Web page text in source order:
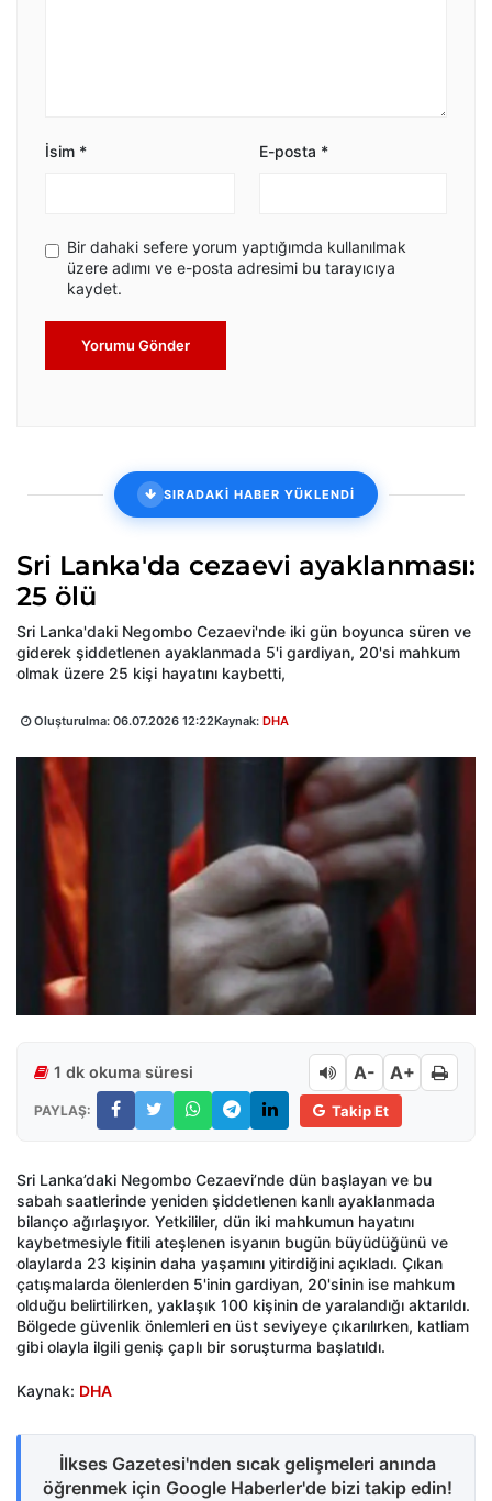
İsim * E-posta *
Bir dahaki sefere yorum yaptığımda kullanılmak
üzere adımı ve e-posta adresimi bu tarayıcıya
kaydet.
Yorumu Gönder
SIRADAKİ HABER YÜKLENDİ
Sri Lanka'da cezaevi ayaklanması:
25 ölü
Sri Lanka'daki Negombo Cezaevi'nde iki gün boyunca süren ve
giderek şiddetlenen ayaklanmada 5'i gardiyan, 20'si mahkum
olmak üzere 25 kişi hayatını kaybetti,
Oluşturulma: 06.07.2026 12:22Kaynak: DHA
1 dk okuma süresi A- A+
PAYLAŞ: Takip Et
Sri Lanka’daki Negombo Cezaevi’nde dün başlayan ve bu
sabah saatlerinde yeniden şiddetlenen kanlı ayaklanmada
bilanço ağırlaşıyor. Yetkililer, dün iki mahkumun hayatını
kaybetmesiyle fitili ateşlenen isyanın bugün büyüdüğünü ve
olaylarda 23 kişinin daha yaşamını yitirdiğini açıkladı. Çıkan
çatışmalarda ölenlerden 5'inin gardiyan, 20'sinin ise mahkum
olduğu belirtilirken, yaklaşık 100 kişinin de yaralandığı aktarıldı.
Bölgede güvenlik önlemleri en üst seviyeye çıkarılırken, katliam
gibi olayla ilgili geniş çaplı bir soruşturma başlatıldı.
Kaynak: DHA
İlkses Gazetesi'nden sıcak gelişmeleri anında
öğrenmek için Google Haberler'de bizi takip edin!